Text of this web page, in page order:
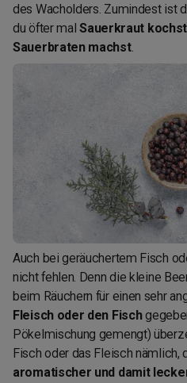
des Wacholders. Zumindest ist
du öfter malSauerkraut kochst
Sauerbraten machst.
Auch bei geräuchertem Fisch
nicht fehlen. Denn die kleine
beim Räuchern für einen sehr
Fleisch oder den Fisch
Pökelmischung gemengt)
Fisch oder das Fleisch nämlich,
aromatischer und damit